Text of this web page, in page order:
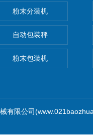
粉末分装机
自动包装秤
粉末包装机
有限公司